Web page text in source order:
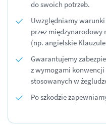
do swoich potrzeb.
Uwzględniamy
przez międzynarodowy
(np. angielskie
Gwarantujemy
z wymogami
stosowanych w
Po szkodzie